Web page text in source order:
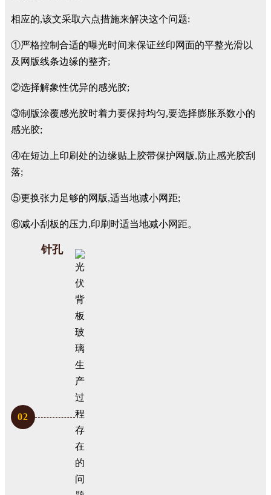
相应的,该文采取六点措施来解决这个问题:
①严格控制合适的曝光时间来保证丝印网面的平整光滑以
及网版线条边缘的整齐;
②选择解象性优异的感光胶;
③制版涂覆感光胶时着力要保持均匀,要选择膨胀系数小的
感光胶;
④在短边上印刷处的边缘贴上胶带保护网版,防止感光胶刮
落;
⑤更换张力足够的网版,适当地减小网距;
⑥减小刮板的压力,印刷时适当地减小网距。
针孔
02